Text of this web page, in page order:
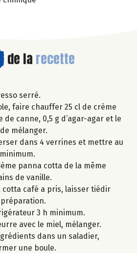
de la recette
serré.
faire chauffer 25 cl de crème
de canne, 0,5 g d’agar-agar et le
mélanger.
dans 4 verrines et mettre au
panna cotta de la même
de vanille.
cotta café a pris, laisser tiédir
3 h minimum.
avec le miel, mélanger.
dans un saladier,
une boule.